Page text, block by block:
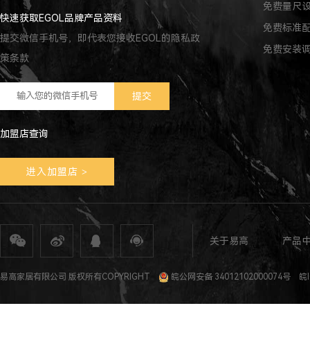
快速获取EGOL品牌产品资料
提交微信手机号，即代表您接收EGOL的隐私政
策条款
加盟店查询
进入加盟店 >
免费量尺
免费标准
免费安装
关于易高 产品
全屋定制 定制家具 整体家居 衣柜定制 橱柜定制 全屋定制加盟 全屋整装 全屋定制
易高家居有限公司 版权所有COPYRIGHT 皖公网安备 34012102000074号 皖